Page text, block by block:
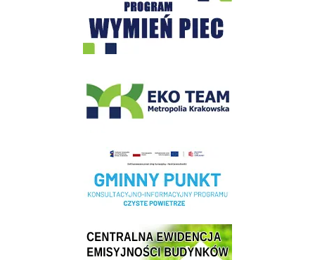
Realizacja Programu Czyste Powietrze w Gminie Wieliczka
Centrala Ewidencja Emisyjności Budynków - złóż deklarację